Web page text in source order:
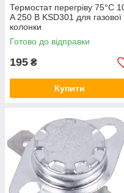
Термостат перегріву 75°C
A 250 В KSD301 для газової
колонки
Готово до відправки
195 ₴
Купити